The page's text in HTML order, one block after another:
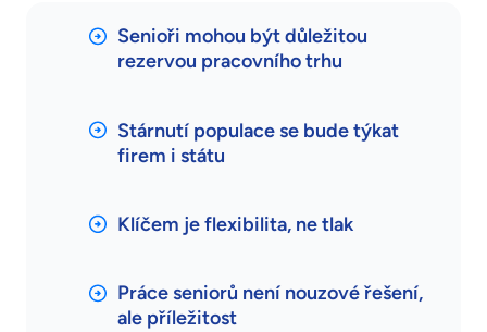
Senioři mohou být důležitou
rezervou pracovního trhu
Stárnutí populace se bude týkat
firem i státu
Klíčem je flexibilita, ne tlak
Práce seniorů není nouzové řešení,
ale příležitost